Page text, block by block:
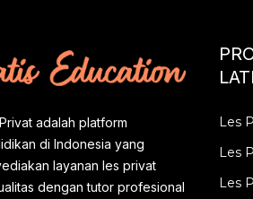
CV LATIS MEGA GROUP
berizin resmi dinas pendidikan no
yang kami kirimkan ke rumah
adalah Guru Les Privat Pilihan
dan Mahasiswa dari Universitas
adalah platform
di Indonesia yang
layanan les privat
dengan tutor profesional
Les
Les
Les